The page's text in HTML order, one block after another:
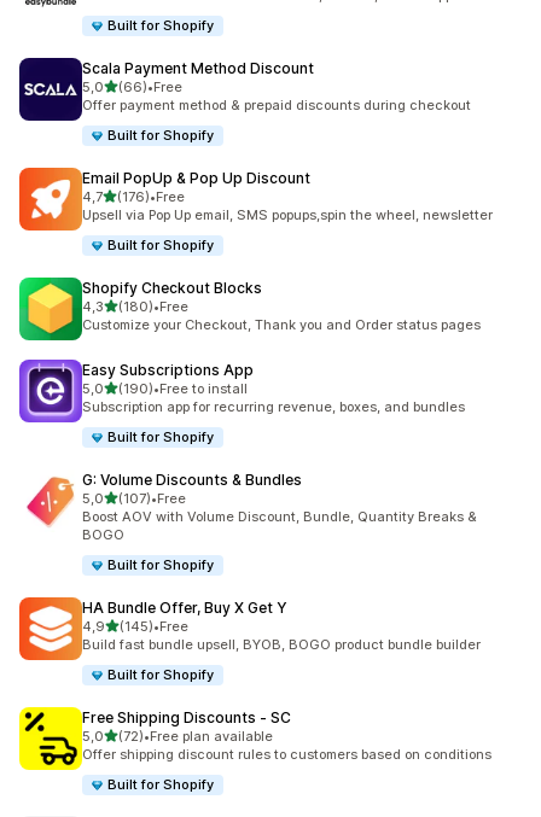
Built for Shopify
Scala Payment Method Discount
5,05 yıldız üzerinden
(66)
toplam 66 değerlendirme
•Free
Offer payment method & prepaid discounts during checkout
Built for Shopify
Email PopUp & Pop Up Discount
4,75 yıldız üzerinden
(176)
toplam 176 değerlendirme
•Free
Upsell via Pop Up email, SMS popups,spin the wheel, newsletter
Built for Shopify
Shopify Checkout Blocks
4,35 yıldız üzerinden
(180)
toplam 180 değerlendirme
•Free
Customize your Checkout, Thank you and Order status pages
Easy Subscriptions App
5,05 yıldız üzerinden
(190)
toplam 190 değerlendirme
•Free to install
Subscription app for recurring revenue, boxes, and bundles
Built for Shopify
G: Volume Discounts & Bundles
5,05 yıldız üzerinden
(107)
toplam 107 değerlendirme
•Free
Boost AOV with Volume Discount, Bundle, Quantity Breaks &
BOGO
Built for Shopify
HA Bundle Offer, Buy X Get Y
4,95 yıldız üzerinden
(145)
toplam 145 değerlendirme
•Free
Build fast bundle upsell, BYOB, BOGO product bundle builder
Built for Shopify
Free Shipping Discounts ‑ SC
5,05 yıldız üzerinden
(72)
toplam 72 değerlendirme
•Free plan available
Offer shipping discount rules to customers based on conditions
Built for Shopify